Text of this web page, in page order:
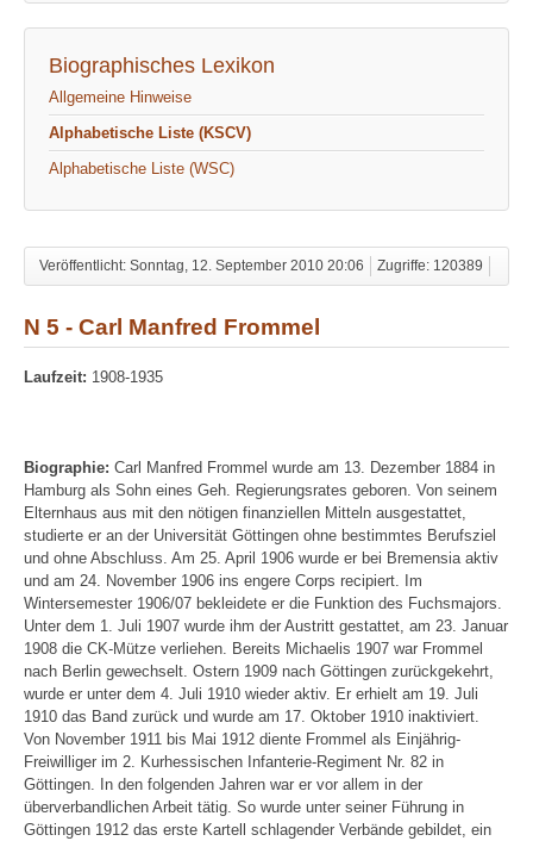
Biographisches Lexikon
Allgemeine Hinweise
Alphabetische Liste (KSCV)
Alphabetische Liste (WSC)
Veröffentlicht: Sonntag, 12. September 2010 20:06 Zugriffe: 120389
N 5 - Carl Manfred Frommel
Laufzeit: 1908-1935
Biographie: Carl Manfred Frommel wurde am 13. Dezember 1884 in
Hamburg als Sohn eines Geh. Regierungsrates geboren. Von seinem
Elternhaus aus mit den nötigen finanziellen Mitteln ausgestattet,
studierte er an der Universität Göttingen ohne bestimmtes Berufsziel
und ohne Abschluss. Am 25. April 1906 wurde er bei Bremensia aktiv
und am 24. November 1906 ins engere Corps recipiert. Im
Wintersemester 1906/07 bekleidete er die Funktion des Fuchsmajors.
Unter dem 1. Juli 1907 wurde ihm der Austritt gestattet, am 23. Januar
1908 die CK-Mütze verliehen. Bereits Michaelis 1907 war Frommel
nach Berlin gewechselt. Ostern 1909 nach Göttingen zurückgekehrt,
wurde er unter dem 4. Juli 1910 wieder aktiv. Er erhielt am 19. Juli
1910 das Band zurück und wurde am 17. Oktober 1910 inaktiviert.
Von November 1911 bis Mai 1912 diente Frommel als Einjährig-
Freiwilliger im 2. Kurhessischen Infanterie-Regiment Nr. 82 in
Göttingen. In den folgenden Jahren war er vor allem in der
überverbandlichen Arbeit tätig. So wurde unter seiner Führung in
Göttingen 1912 das erste Kartell schlagender Verbände gebildet, ein